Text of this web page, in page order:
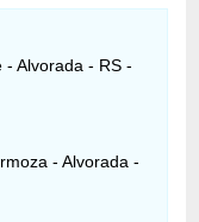
- Alvorada - RS -
- Alvorada -